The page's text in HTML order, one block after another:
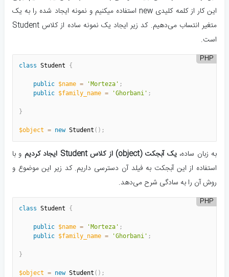
این کار از کلمه کلیدی new استفاده میکنیم و نمونه ایجاد شده را به یک
متغیر انتساب می‌دهیم. کد زیر ایجاد یک نمونه ساده از کلاس Student
است.
PHP
class Student {
public $name = 'Morteza' ;
public $family_name = 'Ghorbani' ;
}
$object = new Student ( ) ;
به زبان ساده،یک آبجکت (object) از کلاس Student ایجاد کردیم
و با
استفاده از این آبجکت به فیلد آن دسترسی داریم. کد زیر این موضوع و
روش آن را به سادگی شرح می‌دهد.
PHP
class Student {
public $name = 'Morteza' ;
public $family_name = 'Ghorbani' ;
}
$object = new Student ( ) ;